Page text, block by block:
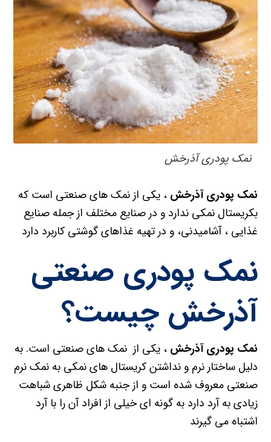
نمک پودری آذرخش
نمک پودری آذرخش، یکی از نمک های صنعتی است که
بکریستال نمکی ندارد و در صنایع مختلف از جمله صنایع
غذایی ، آشامیدنی، و در تهیه غذاهای گوشتی کاربرد دارد
نمک پودری صنعتی
آذرخش چیست؟
نمک پودری آذرخش ، یکی از نمک های صنعتی است. به
دلیل ساختار نرم و نداشتن کریستال های نمکی به نمک نرم
صنعتی معروف شده است و از جنبه شکل ظاهری شباهت
زیادی به آرد دارد به گونه ای خیلی از افراد آن را با آرد
اشتباه می گیرند